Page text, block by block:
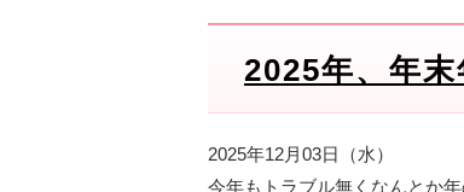
2025年、年
2025年12月03日（水）
今年もトラブル無くなんとか